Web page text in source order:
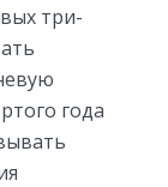
три-
года